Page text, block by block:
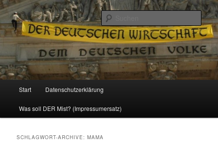
Reizzentrum
Politik, Wirtschaft, Soziales und Gesellschaft
Zum
Inhalt
Zum
sekundären
Start Datenschutzerklärung
Was soll DER Mist? (Impressumersatz)
SCHLAGWORT-ARCHIVE:MAMA